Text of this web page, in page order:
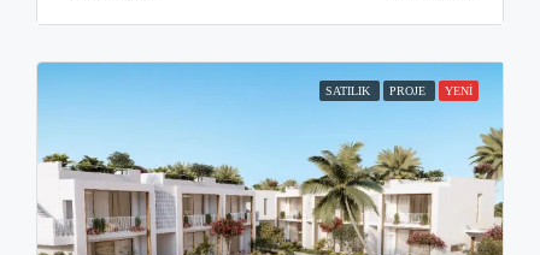
SATILIK PROJE YENI